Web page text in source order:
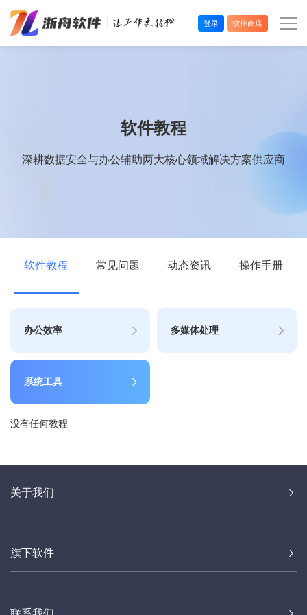
登录 软件商店
软件教程
深耕数据安全与办公辅助两大核心领域解决方案供应商
软件教程 常见问题 动态资讯 操作手册
办公效率 多媒体处理
系统工具
没有任何教程
关于我们
旗下软件